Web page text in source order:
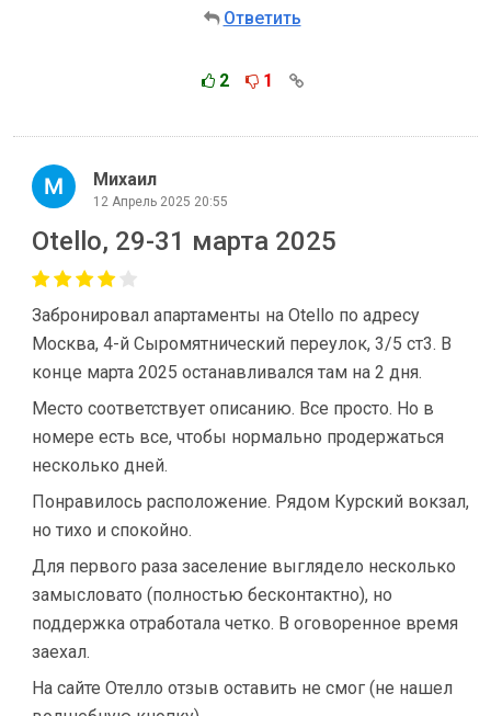
Ответить
2 1
Михаил
12 Апрель 2025 20:55
Otello, 29-31 марта 2025
Забронировал апартаменты на Otello по адресу
Москва, 4-й Сыромятнический переулок, 3/5 ст3. В
конце марта 2025 останавливался там на 2 дня.
Место соответствует описанию. Все просто. Но в
номере есть все, чтобы нормально продержаться
несколько дней.
Понравилось расположение. Рядом Курский вокзал,
но тихо и спокойно.
Для первого раза заселение выглядело несколько
замысловато (полностью бесконтактно), но
поддержка отработала четко. В оговоренное время
заехал.
На сайте Отелло отзыв оставить не смог (не нашел